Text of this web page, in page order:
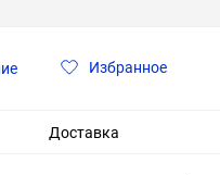
Избранное
Доставка